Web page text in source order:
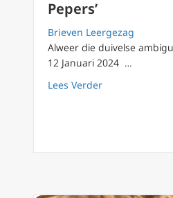
Pepers’
Brieven Leergezag
Alweer die duivelse
12 Januari 2024 …
Lees Verderabout Fiducia